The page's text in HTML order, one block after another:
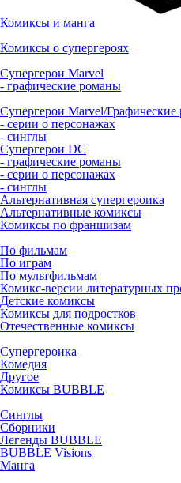
Комиксы и манга
Комиксы о супергероях
Супергерои Marvel
- графические романы
Супергерои Marvel/
- серии о персонажах
- синглы
Супергерои DC
- графические романы
- серии о персонажах
- синглы
Альтернативная супергероика
Альтернативные комиксы
Комиксы по франшизам
По фильмам
По играм
По мультфильмам
Комикс-версии литературных
Детские комиксы
Комиксы для подростков
Отечественные комиксы
Супергероика
Комедия
Другое
Комиксы BUBBLE
Синглы
Сборники
Легенды BUBBLE
BUBBLE Visions
Манга